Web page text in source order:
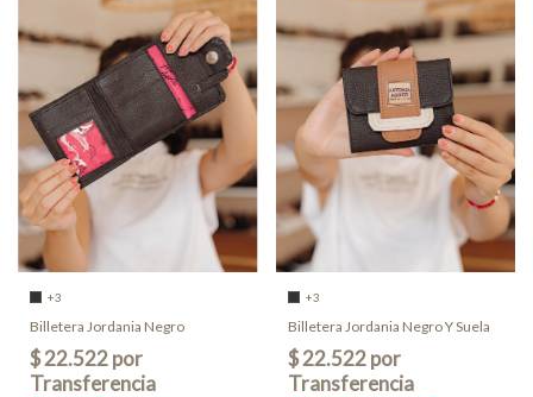
+3
Billetera Jordania Negro
+3
Billetera Jordania Negro Y Suela